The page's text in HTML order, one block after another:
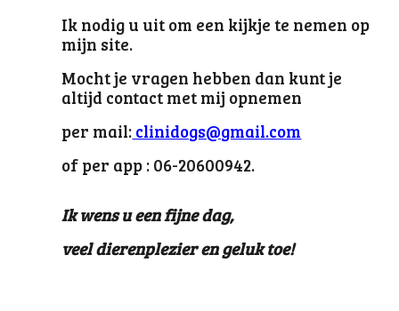
Ik nodig u uit om een kijkje te nemen op
mijn site.
Mochtje vragen hebben dan kuntje
altijd contact met mij opnemen
per mail: clinidogs@gmail.com
of per app : 06-20600942.
Ik wensueen fijne dag,
veel dierenplezier en geluk toe!